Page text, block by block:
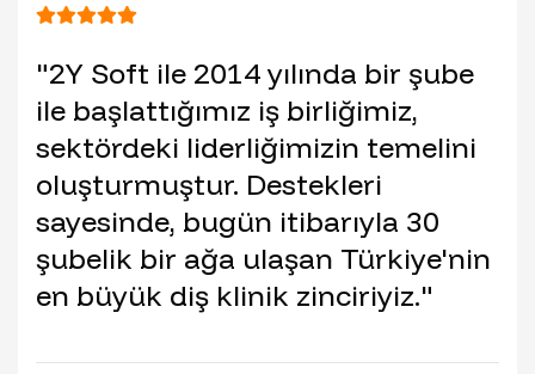
"2Y Soft ile 2014 yılında bir şube
ile başlattığımız iş birliğimiz,
sektördeki liderliğimizin temelini
oluşturmuştur. Destekleri
sayesinde, bugün itibarıyla 30
şubelik bir ağa ulaşan Türkiye'nin
en büyük diş klinik zinciriyiz."